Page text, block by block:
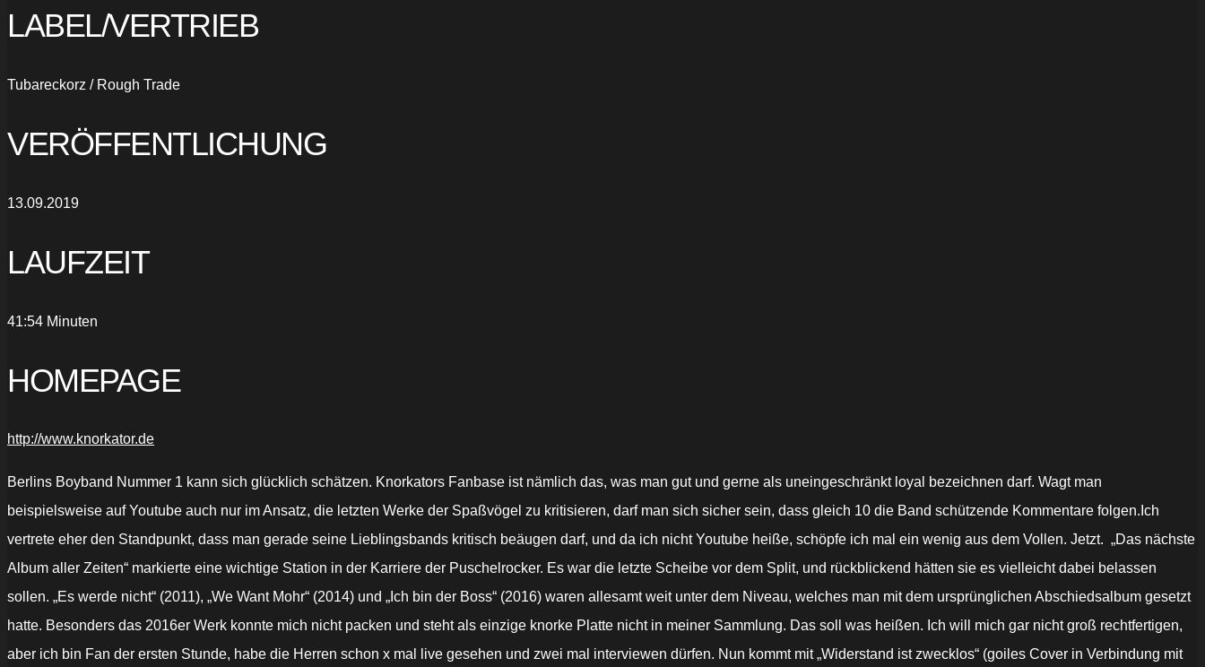
LABEL/VERTRIEB
Tubareckorz / Rough Trade
VERÖFFENTLICHUNG
13.09.2019
LAUFZEIT
41:54 Minuten
HOMEPAGE
http://www.knorkator.de
Berlins Boyband Nummer 1 kann sich glücklich schätzen. Knorkators Fanbase ist nämlich das, was man gut und gerne als uneingeschränkt loyal bezeichnen darf. Wagt man
beispielsweise auf Youtube auch nur im Ansatz, die letzten Werke der Spaßvögel zu kritisieren, darf man sich sicher sein, dass gleich 10 die Band schützende Kommentare folgen.Ich
vertrete eher den Standpunkt, dass man gerade seine Lieblingsbands kritisch beäugen darf, und da ich nicht Youtube heiße, schöpfe ich mal ein wenig aus dem Vollen. Jetzt. „Das nächste
Album aller Zeiten“ markierte eine wichtige Station in der Karriere der Puschelrocker. Es war die letzte Scheibe vor dem Split, und rückblickend hätten sie es vielleicht dabei belassen
sollen. „Es werde nicht“ (2011), „We Want Mohr“ (2014) und „Ich bin der Boss“ (2016) waren allesamt weit unter dem Niveau, welches man mit dem ursprünglichen Abschiedsalbum gesetzt
hatte. Besonders das 2016er Werk konnte mich nicht packen und steht als einzige knorke Platte nicht in meiner Sammlung. Das soll was heißen. Ich will mich gar nicht groß rechtfertigen,
aber ich bin Fan der ersten Stunde, habe die Herren schon x mal live gesehen und zwei mal interviewen dürfen. Nun kommt mit „Widerstand ist zwecklos“ (goiles Cover in Verbindung mit